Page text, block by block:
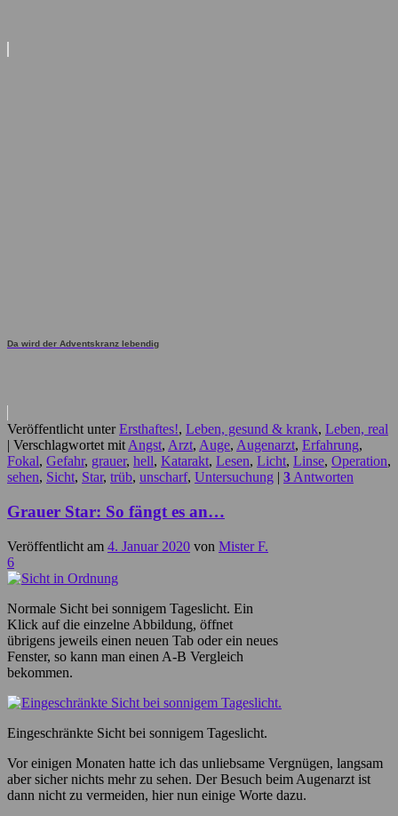
Da wird der Adventskranz lebendig
Veröffentlicht unter Ersthaftes!, Leben, gesund & krank, Leben, real
| Verschlagwortet mit Angst, Arzt, Auge, Augenarzt, Erfahrung,
Fokal, Gefahr, grauer, hell, Katarakt, Lesen, Licht, Linse, Operation,
sehen, Sicht, Star, trüb, unscharf, Untersuchung | 3 Antworten
Grauer Star: So fängt es an…
Veröffentlicht am 4. Januar 2020 von Mister F.
6
Normale Sicht bei sonnigem Tageslicht. Ein
Klick auf die einzelne Abbildung, öffnet
übrigens jeweils einen neuen Tab oder ein neues
Fenster, so kann man einen A-B Vergleich
bekommen.
Eingeschränkte Sicht bei sonnigem Tageslicht.
Vor einigen Monaten hatte ich das unliebsame Vergnügen, langsam
aber sicher nichts mehr zu sehen. Der Besuch beim Augenarzt ist
dann nicht zu vermeiden, hier nun einige Worte dazu.